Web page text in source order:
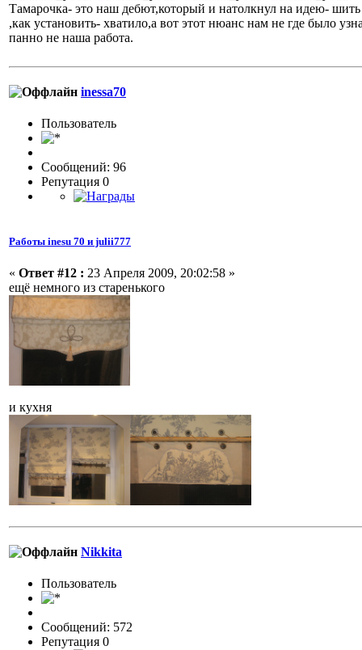
Тамарочка- это наш дебют,который и натолкнул на идею-
,как установить- хватило,а вот этот нюанс нам не где было
панно не наша работа.
inessa70
Пользовaтeль
Сообщений: 96
Репутация 0
Работы inesu 70 и julii777
« Ответ #12 : 23 Апреля 2009, 20:02:58 »
ещё немного из старенького
и кухня
Nikkita
Пользовaтeль
Сообщений: 572
Репутация 0